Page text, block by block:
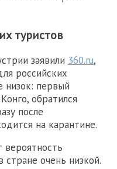
туристов
заявили 360.ru,
российских
низок: первый
обратился
после
на карантине.
вероятность
очень низкой.